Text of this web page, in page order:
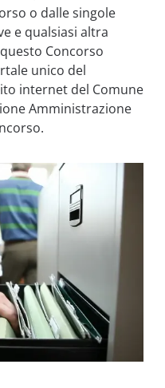
o dalle singole
e qualsiasi altra
Concorso
unico del
internet del Comune
Amministrazione